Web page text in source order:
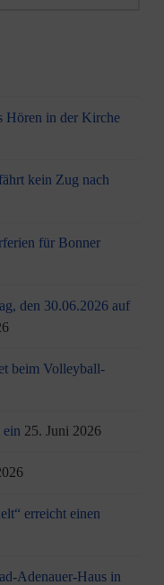
Hören in der Kirche
kein Zug nach
für Bonner
den 30.06.2026 auf
beim Volleyball-
ein 25. Juni 2026
erreicht einen
Adenauer-Haus in